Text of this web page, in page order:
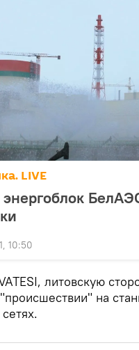
LIVE
10:50
литовскую
на